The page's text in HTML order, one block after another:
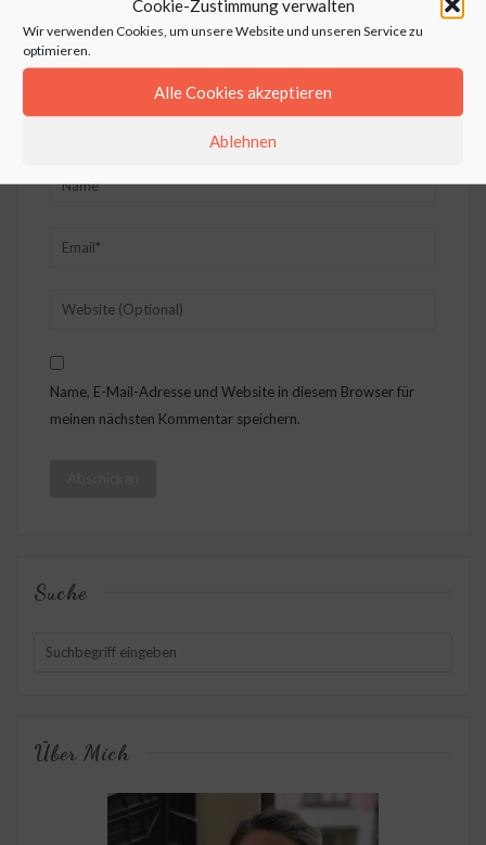
Cookie-Zustimmung verwalten
Wir verwenden Cookies, um unsere Website und unseren Service zu
optimieren.
Alle Cookies akzeptieren
Ablehnen
Name, E-Mail-Adresse und Website in diesem Browser für
meinen nächsten Kommentar speichern.
Suche
Über Mich